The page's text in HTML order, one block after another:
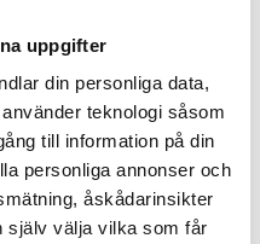
uppgifter
din personliga data,
teknologi såsom
till information på din
personliga annonser och
åskådarinsikter
själv välja vilka som får
Måttsats i 4 delar